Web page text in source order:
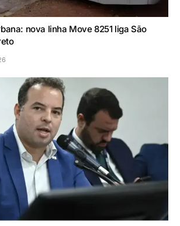
nova linha Move 8251 liga São